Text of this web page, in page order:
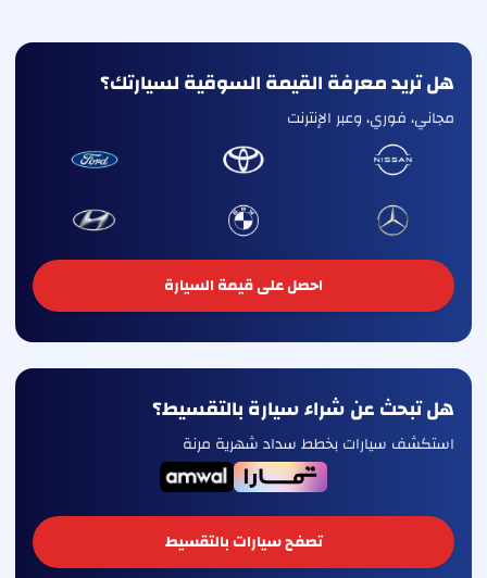
هل تريد معرفة القيمة السوقية لسيارتك؟
مجاني، فوري، وعبر الإنترنت
احصل على قيمة السيارة
هل تبحث عن شراء سيارة بالتقسيط؟
استكشف سيارات بخطط سداد شهرية مرنة
تصفح سيارات بالتقسيط